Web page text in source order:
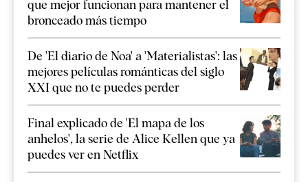
que mejor funcionan para mantener el
bronceado más tiempo
De 'El diario de Noa' a 'Materialistas': las
mejores películas románticas del siglo
XXI que no te puedes perder
Final explicado de 'El mapa de los
anhelos', la serie de Alice Kellen que ya
puedes ver en Netflix